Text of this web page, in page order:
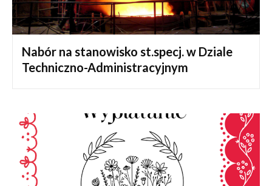
Nabór na stanowisko st.specj. w Dziale
Techniczno-Administracyjnym